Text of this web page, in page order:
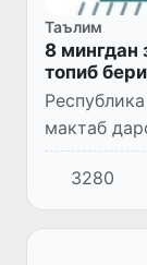
Таълим
8 мингдан
топиб
мактаб
жараёнида
3280